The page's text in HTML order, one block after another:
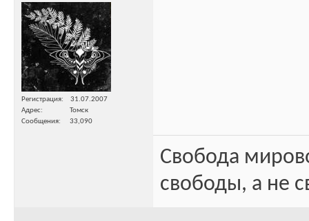
Регистрация
31.07.2007
Адрес
Томск
Сообщения
33,090
Свобода
свободы, а не